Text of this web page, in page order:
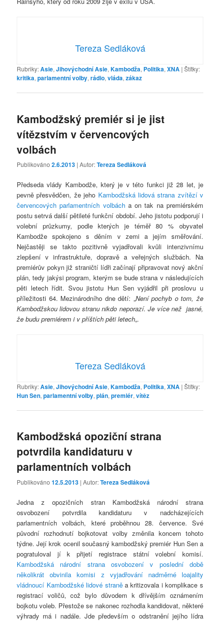
Tereza Sedláková
Rubriky:Asie,Jihovýchodní Asie,Kambodža, Politika,XNA |Štítky:
kritika,parlamentní volby,rádio,vláda,zákaz
Kambodžský premiér si je jist
vítězstvím v červencových
volbách
Publikováno2.6.2013 | Autor:Tereza Sedláková
Předseda vlády Kambodže, který je v této funkci již 28 let, je
pevně přesvědčen, že jeho Kambodžská lidová strana zvítězí v
červencových parlamentních volbácha on tak na premiérském
postu setrvá další pětileté funkční období. Jeho jistotu podporují i
volební průzkumy, podle kterých je téměř 80 % obyvatel
Kambodže spokojeno s děním v zemi a jejím směřování.
Nejčastěji se takto pozitivně vyjadřovali kvůli intenzivnímu
zlepšení v infrastruktuře, dopravě a veřejných službách. Na
premiérův pokyn již straničtí lídři začínají připravovat nový akční
plán, tedy jakýsi program, kterým se bude strana v následujících
pěti letech řídit. Svou jistotu Hun Sen vyjádřil při proslovu u
příležitosti 64. Mezinárodního dne dětí: „Není pochyb o tom, že
Kambodžskou lidovou stranu nikdo neporazí. Je více než jasné,
že budu premiérem i v příštích pěti letech„.
Tereza Sedláková
Rubriky:Asie,Jihovýchodní Asie,Kambodža, Politika,XNA |Štítky:
Hun Sen,parlamentní volby,plán,premiér,vítěz
Kambodžská opoziční strana
potvrdila kandidaturu v
parlamentních volbách
Publikováno12.5.2013 | Autor:Tereza Sedláková
Jedna z opozičních stran Kambodžská národní strana
osvobození potvrdila kandidaturu v nadcházejících
parlamentních volbách, které proběhnou 28. července. Své
původní rozhodnutí bojkotovat volby změnila koncem tohoto
týdne. Její krok ocenil současný kambodžský premiér Hun Sen a
pogratuloval jí k přijetí registrace státní volební komisí.
Kambodžská národní strana osvobození v poslední době
několikrát obvinila komisi z vyjadřování nadměrné loajality
vládnoucí Kambodžské lidové straněa kritizovala i komplikace s
registrací voličů, což bylo důvodem k dřívějším oznámením
bojkotu voleb. Přestože se nakonec rozhodla kandidovat, některé
výhrady má i nadále. Jde především o odstranění jejího lídra